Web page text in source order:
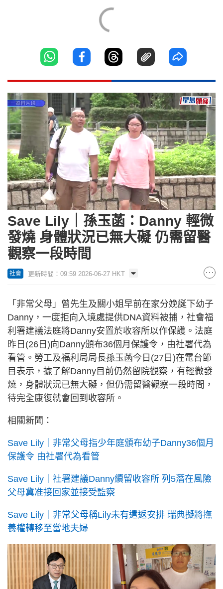
Unmute Loaded:
36.84%
Save Lily｜孫玉菡：Danny 輕微
發燒 身體狀況已無大礙 仍需留醫
觀察一段時間
社會 更新時間：09:59 2026-06-27 HKT
「非常父母」曾先生及關小姐早前在家分娩誕下幼子
Danny，一度拒向入境處提供DNA資料被捕，社會福
利署建議法庭將Danny安置於收容所以作保護。法庭
昨日(26日)向Danny頒布36個月保護令，由社署代為
看管。勞工及福利局局長孫玉菡今日(27日)在電台節
目表示，據了解Danny目前仍然留院觀察，有輕微發
燒，身體狀況已無大礙，但仍需留醫觀察一段時間，
待完全康復就會回到收容所。
相關新聞：
Save Lily｜非常父母指少年庭頒布幼子Danny36個月
保護令 由社署代為看管
Save Lily｜社署建議Danny續留收容所 列5潛在風險
父母冀准接回家並接受監察
Save Lily｜非常父母稱Lily未有遣返安排 瑞典擬將撫
養權轉移至當地夫婦